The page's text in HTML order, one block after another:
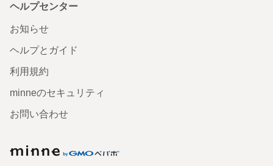
ヘルプセンター
お知らせ
ヘルプとガイド
利用規約
minneのセキュリティ
お問い合わせ